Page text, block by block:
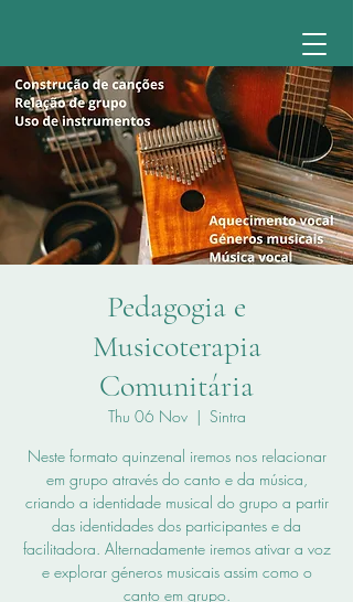
Pedagogia e
Musicoterapia
Comunitária
Thu 06 Nov
  |
Sintra
Neste formato quinzenal iremos nos relacionar
em grupo através do canto e da música,
criando a identidade musical do grupo a partir
das identidades dos participantes e da
facilitadora. Alternadamente iremos ativar a voz
e explorar géneros musicais assim como o
canto em grupo.